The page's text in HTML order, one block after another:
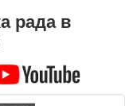
рада в